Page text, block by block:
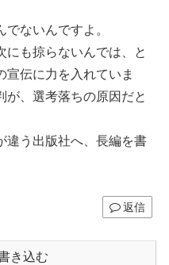
ないんですよ。
にも掠らないんでは、と
宣伝に力を入れていま
が、選考落ちの原因だと
違う出版社へ、長編を書
返信
き込む